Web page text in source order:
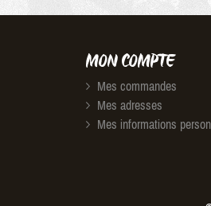
MON COMPTE
Mes commandes
Mes adresses
Mes informations